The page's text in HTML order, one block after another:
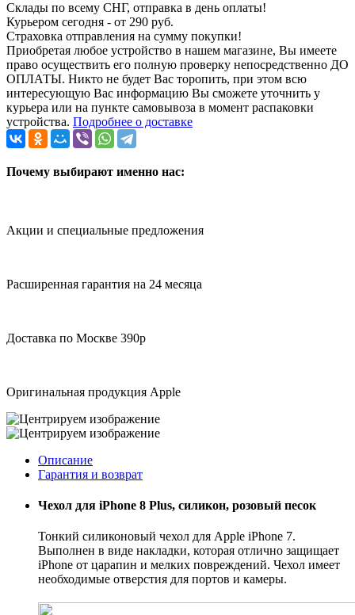
Склады по всему СНГ, отправка в день оплаты!
Курьером сегодня - от 290 руб.
Страховка отправления на сумму покупки!
Приобретая любое устройство в нашем магазине, Вы имеете
право осуществить его полную проверку непосредственно ДО
ОПЛАТЫ. Никто не будет Вас торопить, при этом всю
интересующую Вас информацию Вы сможете уточнить у
курьера или на пункте самовывоза в момент распаковки
устройства. Подробнее о доставке
Почему выбирают именно нас:
Акции и специальные предложения
Расширенная гарантия на 24 месяца
Доставка по Москве 390р
Оригинальная продукция Apple
Описание
Гарантия и возврат
Чехол для iPhone 8 Plus, силикон, розовый песок
Тонкий силиконовый чехол для Apple iPhone 7.
Выполнен в виде накладки, которая отлично защищает
iPhone от царапин и мелких повреждений. Чехол имеет
необходимые отверстия для портов и камеры.